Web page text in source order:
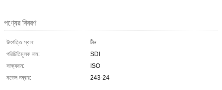
পণ্যের বিবরণ
উৎপত্তি স্থল:
চীন
পরিচিতিমুলক নাম:
SDI
সাক্ষ্যদান:
ISO
মডেল নম্বার:
243-24